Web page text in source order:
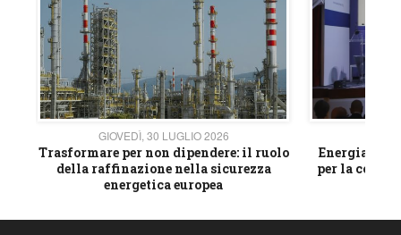
GIOVEDÌ, 30 LUGLIO 2026
Trasformare per non dipendere: il ruolo
della raffinazione nella sicurezza
energetica europea
Energia e
per la